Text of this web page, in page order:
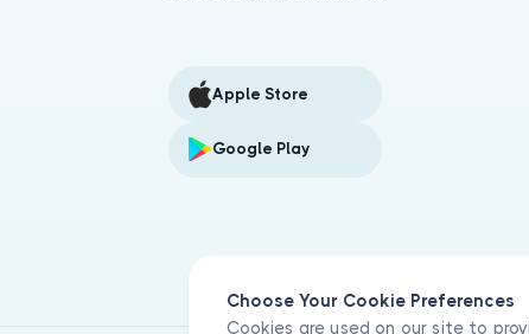
Choose Your Cookie Preferences
Cookies are used on our site to
Apple Store
Google Play